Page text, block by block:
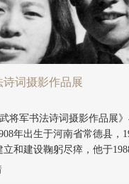
词摄影作品展
年出生于河南省常德县，
和建设鞠躬尽瘁，他于
驻苏联大使馆武官、武汉军